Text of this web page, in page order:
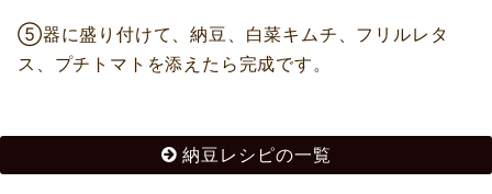
⑤器に盛り付けて、納豆、白菜キムチ、フリルレタ
ス、プチトマトを添えたら完成です。
納豆レシピの一覧